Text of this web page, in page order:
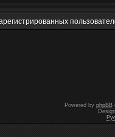
Powered by phpBB